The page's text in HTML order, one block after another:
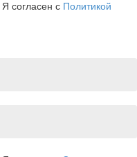
Я согласен с Политикой